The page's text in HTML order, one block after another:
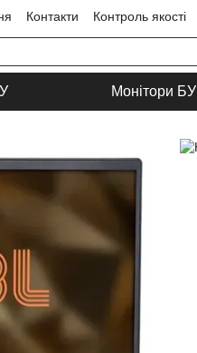
Контакти Контроль якості
Угода користувача
Монітори БУ